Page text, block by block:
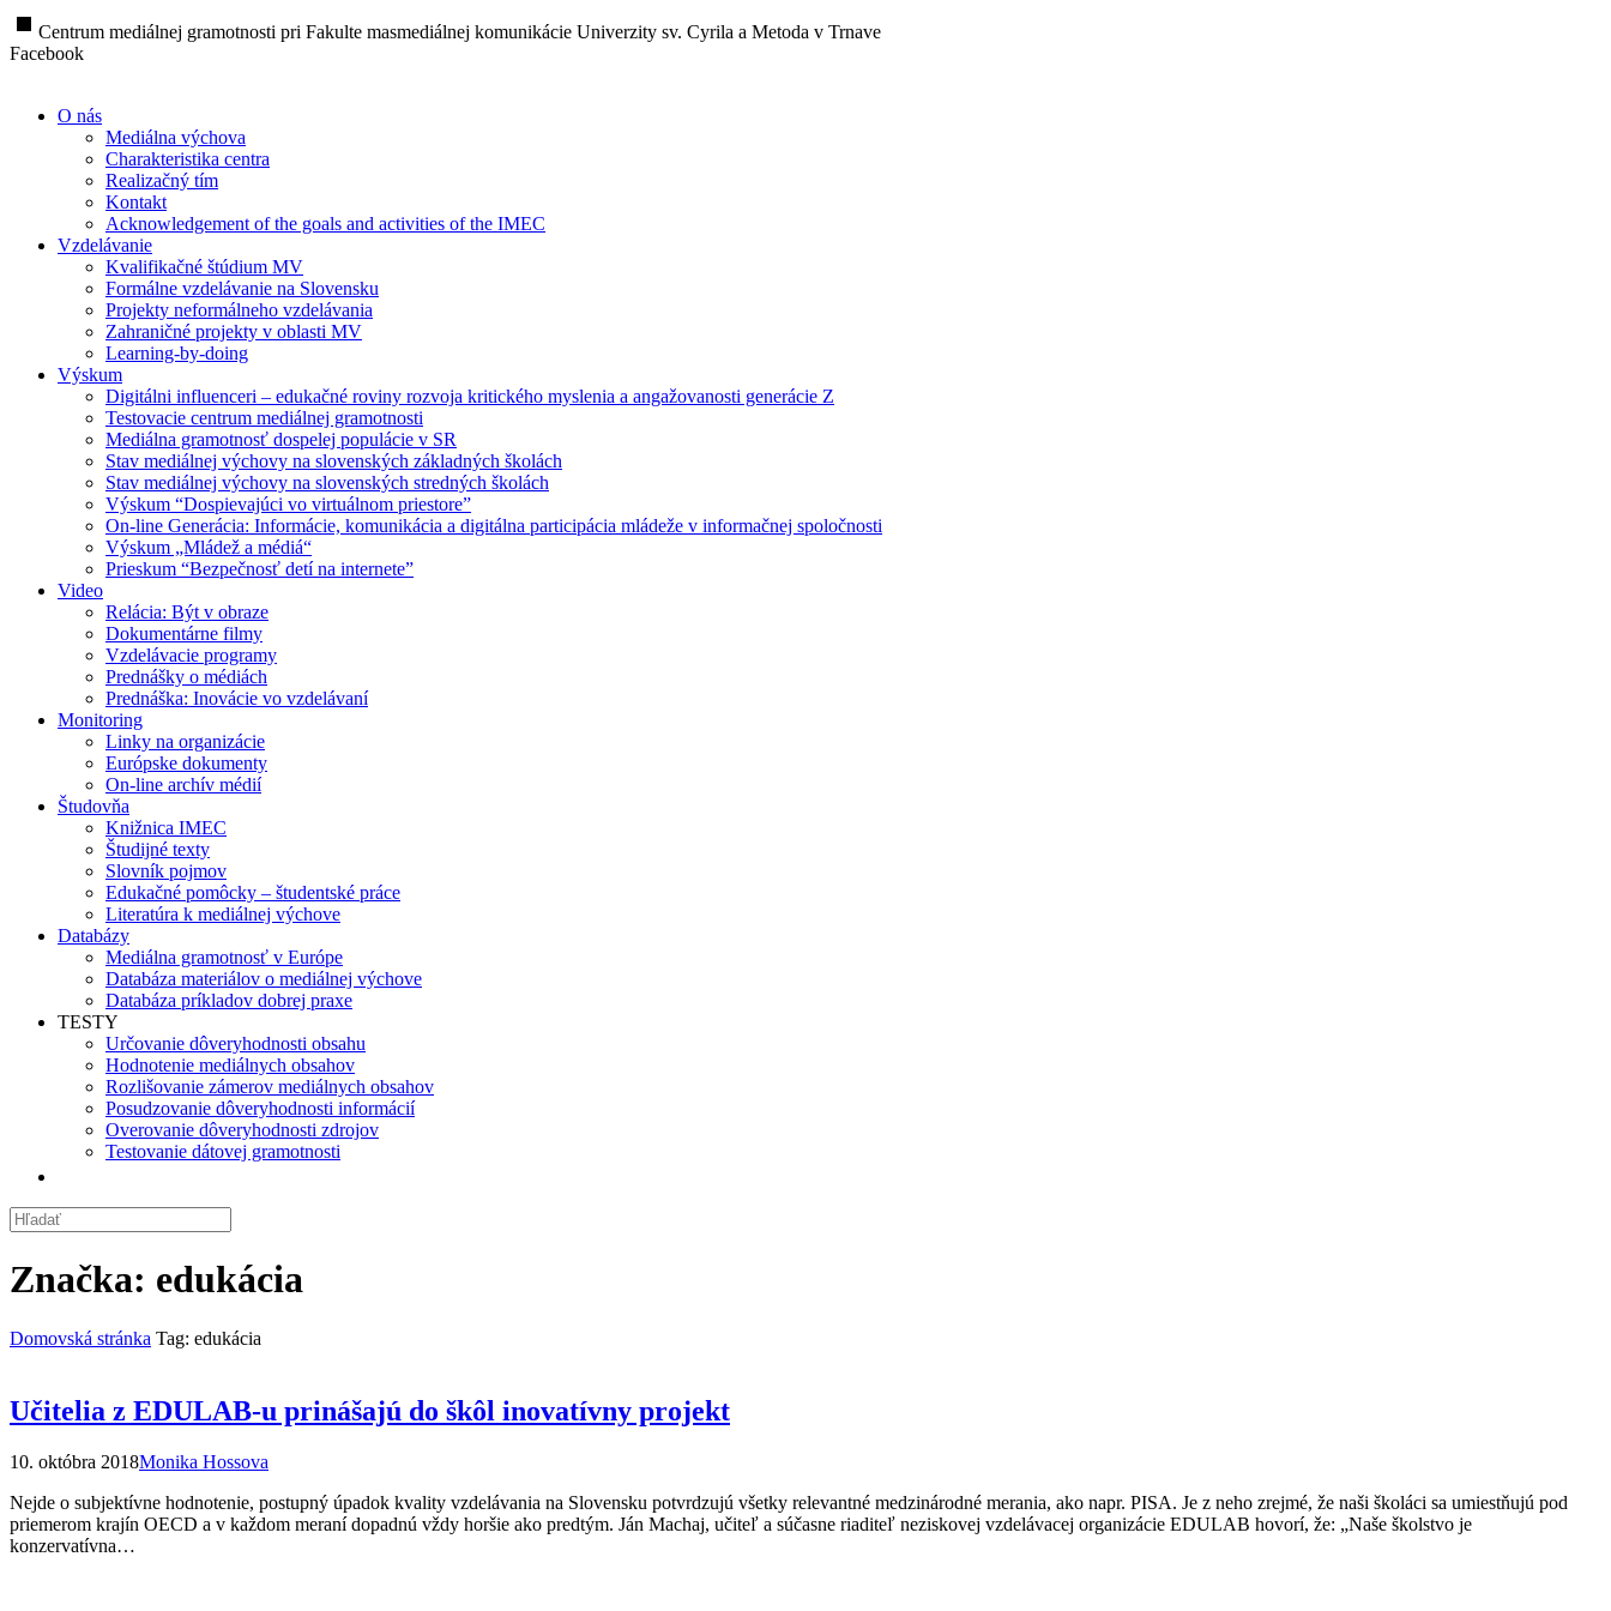
stop Centrum mediálnej gramotnosti pri Fakulte masmediálnej komunikácie Univerzity sv. Cyrila a Metoda v Trnave
Facebook
O nás
Mediálna výchova
Charakteristika centra
Realizačný tím
Kontakt
Acknowledgement of the goals and activities of the IMEC
Vzdelávanie
Kvalifikačné štúdium MV
Formálne vzdelávanie na Slovensku
Projekty neformálneho vzdelávania
Zahraničné projekty v oblasti MV
Learning-by-doing
Výskum
Digitálni influenceri – edukačné roviny rozvoja kritického myslenia a angažovanosti generácie Z
Testovacie centrum mediálnej gramotnosti
Mediálna gramotnosť dospelej populácie v SR
Stav mediálnej výchovy na slovenských základných školách
Stav mediálnej výchovy na slovenských stredných školách
Výskum “Dospievajúci vo virtuálnom priestore”
On-line Generácia: Informácie, komunikácia a digitálna participácia mládeže v informačnej spoločnosti
Výskum „Mládež a médiá“
Prieskum “Bezpečnosť detí na internete”
Video
Relácia: Být v obraze
Dokumentárne filmy
Vzdelávacie programy
Prednášky o médiách
Prednáška: Inovácie vo vzdelávaní
Monitoring
Linky na organizácie
Európske dokumenty
On-line archív médií
Študovňa
Knižnica IMEC
Študijné texty
Slovník pojmov
Edukačné pomôcky – študentské práce
Literatúra k mediálnej výchove
Databázy
Mediálna gramotnosť v Európe
Databáza materiálov o mediálnej výchove
Databáza príkladov dobrej praxe
TESTY
Určovanie dôveryhodnosti obsahu
Hodnotenie mediálnych obsahov
Rozlišovanie zámerov mediálnych obsahov
Posudzovanie dôveryhodnosti informácií
Overovanie dôveryhodnosti zdrojov
Testovanie dátovej gramotnosti
Značka: edukácia
Domovská stránka Tag: edukácia
Učitelia z EDULAB-u prinášajú do škôl inovatívny projekt
10. októbra 2018Monika Hossova
Nejde o subjektívne hodnotenie, postupný úpadok kvality vzdelávania na Slovensku potvrdzujú všetky relevantné medzinárodné merania, ako napr. PISA. Je z neho zrejmé, že naši školáci sa umiestňujú pod
priemerom krajín OECD a v každom meraní dopadnú vždy horšie ako predtým. Ján Machaj, učiteľ a súčasne riaditeľ neziskovej vzdelávacej organizácie EDULAB hovorí, že: „Naše školstvo je
konzervatívna…